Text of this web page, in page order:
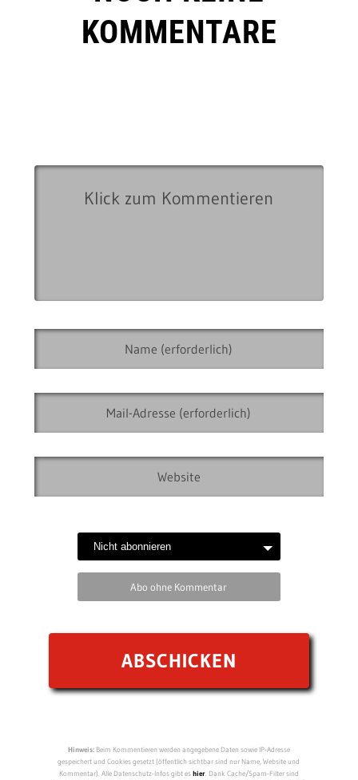
KOMMENTARE
Abo ohne Kommentar
Hinweis:Beim Kommentieren werden angegebene Daten sowie IP-Adresse
gespeichert und Cookies gesetzt (öffentlich sichtbar sind nur Name, Website und
Kommentar). Alle Datenschutz-Infos gibt eshier. Dank Cache/Spam-Filter sind